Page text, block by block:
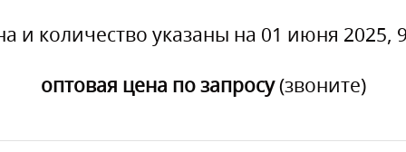
и количество указаны на 01 июня 2025,
оптовая цена по запросу(звоните)